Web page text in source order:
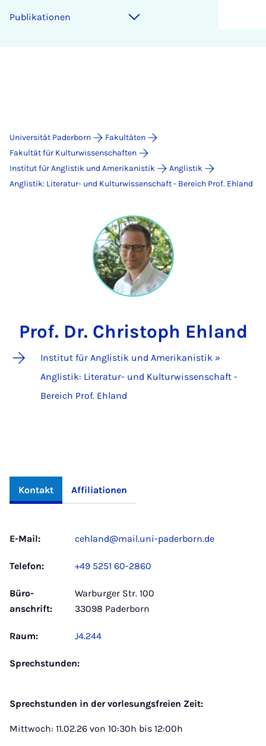
Publikationen
Universität Paderborn
Fakultäten
Fakultät für Kulturwissenschaften
Institut für Anglistik und Amerikanistik
Anglistik
Anglistik: Literatur- und Kulturwissenschaft - Bereich Prof. Ehland
Prof. Dr. Christoph Ehland
Institut für Anglistik und Amerikanistik »
Anglistik: Literatur- und Kulturwissenschaft -
Bereich Prof. Ehland
Kontakt Affiliationen
E-Mail: cehland@mail.uni-paderborn.de
Telefon: +49 5251 60-2860
Büro­
anschrift:
Warburger Str. 100
33098 Paderborn
Raum: J4.244
Sprechstunden:
Sprechstunden in der vorlesungsfreien Zeit:
Mittwoch: 11.02.26 von 10:30h bis 12:00h